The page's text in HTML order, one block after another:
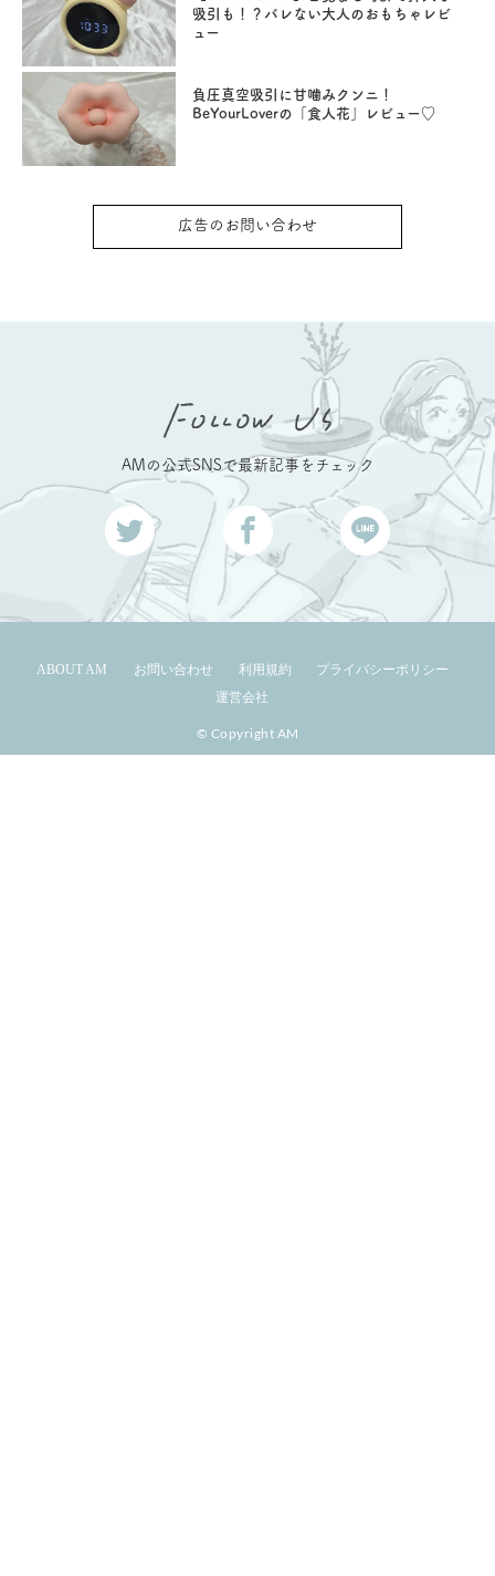
吸引も！？バレない大人のおもちゃレビ
ュー
負圧真空吸引に甘噛みクンニ！
BeYourLoverの「食人花」レビュー♡
広告のお問い合わせ
AMの公式SNSで最新記事をチェック
ABOUT AM お問い合わせ 利用規約
プライバシーポリシー
運営会社
© Copyright AM